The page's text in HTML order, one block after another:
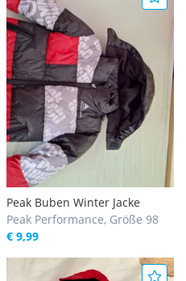
Peak Buben Winter Jacke
Peak Performance, Größe 98
€ 9,99